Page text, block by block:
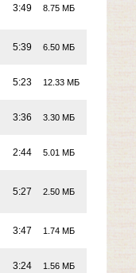
3:49 8.75 МБ
5:39 6.50 МБ
5:23 12.33 МБ
3:36 3.30 МБ
2:44 5.01 МБ
5:27 2.50 МБ
3:47 1.74 МБ
3:24 1.56 МБ